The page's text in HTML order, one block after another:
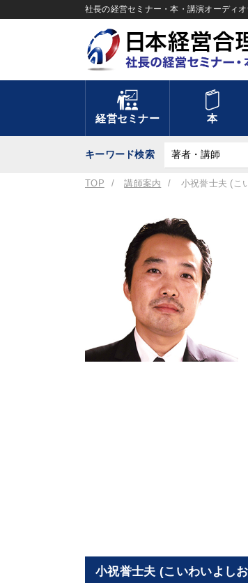
社長の経営セミナー・本・講演オーディ
経営セミナー 本
キーワード検索
TOP 講師案内 小祝誉士夫 (こ
小祝誉士夫 (こいわいよし